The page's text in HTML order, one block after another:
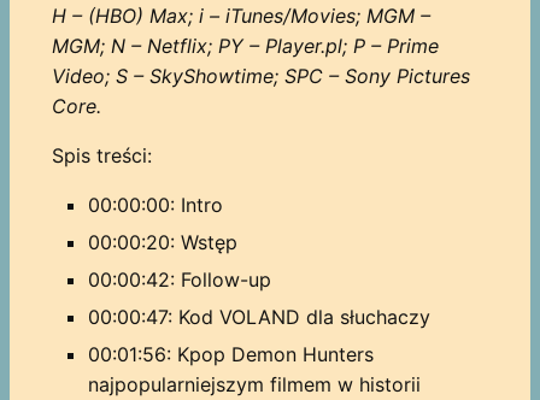
H – (HBO) Max; i – iTunes/Movies; MGM –
MGM; N – Netflix; PY – Player.pl; P – Prime
Video; S – SkyShowtime; SPC – Sony Pictures
Core.
Spis treści:
00:00:00: Intro
00:00:20: Wstęp
00:00:42: Follow-up
00:00:47: Kod VOLAND dla słuchaczy
00:01:56: Kpop Demon Hunters
najpopularniejszym filmem w historii